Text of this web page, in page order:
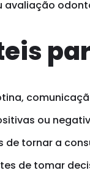
ou
tornar a
de tomar